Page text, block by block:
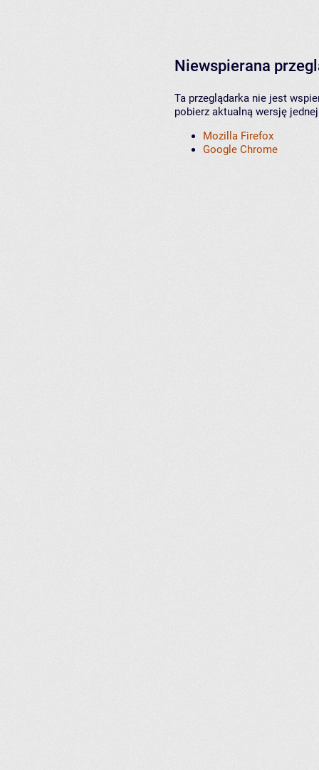
Niewspierana
Ta przeglądarka nie jest
pobierz aktualną wersję
Mozilla Firefox
Google Chrome